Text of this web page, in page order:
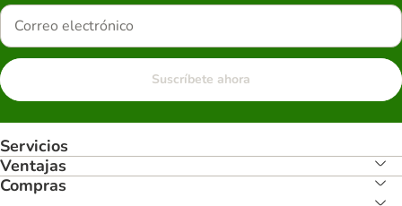
Suscríbete ahora
Servicios
Ventajas
Compras